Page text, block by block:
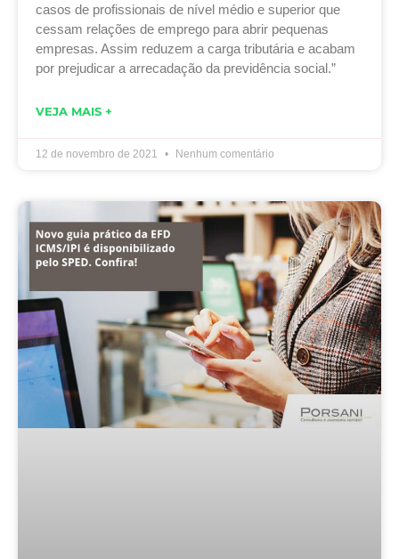
casos de profissionais de nível médio e superior que
cessam relações de emprego para abrir pequenas
empresas. Assim reduzem a carga tributária e acabam
por prejudicar a arrecadação da previdência social.”
VEJA MAIS +
12 de novembro de 2021 Nenhum comentário